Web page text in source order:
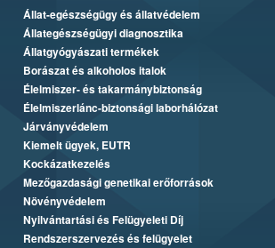
Állat-egészségügy és állatvédelem
Állategészségügyi diagnosztika
Állatgyógyászati termékek
Borászat és alkoholos italok
Élelmiszer- és takarmánybiztonság
Élelmiszerlánc-biztonsági laborhálózat
Járványvédelem
Kiemelt ügyek, EUTR
Kockázatkezelés
Mezőgazdasági genetikai erőforrások
Növényvédelem
Nyilvántartási és Felügyeleti Díj
Rendszerszervezés és felügyelet